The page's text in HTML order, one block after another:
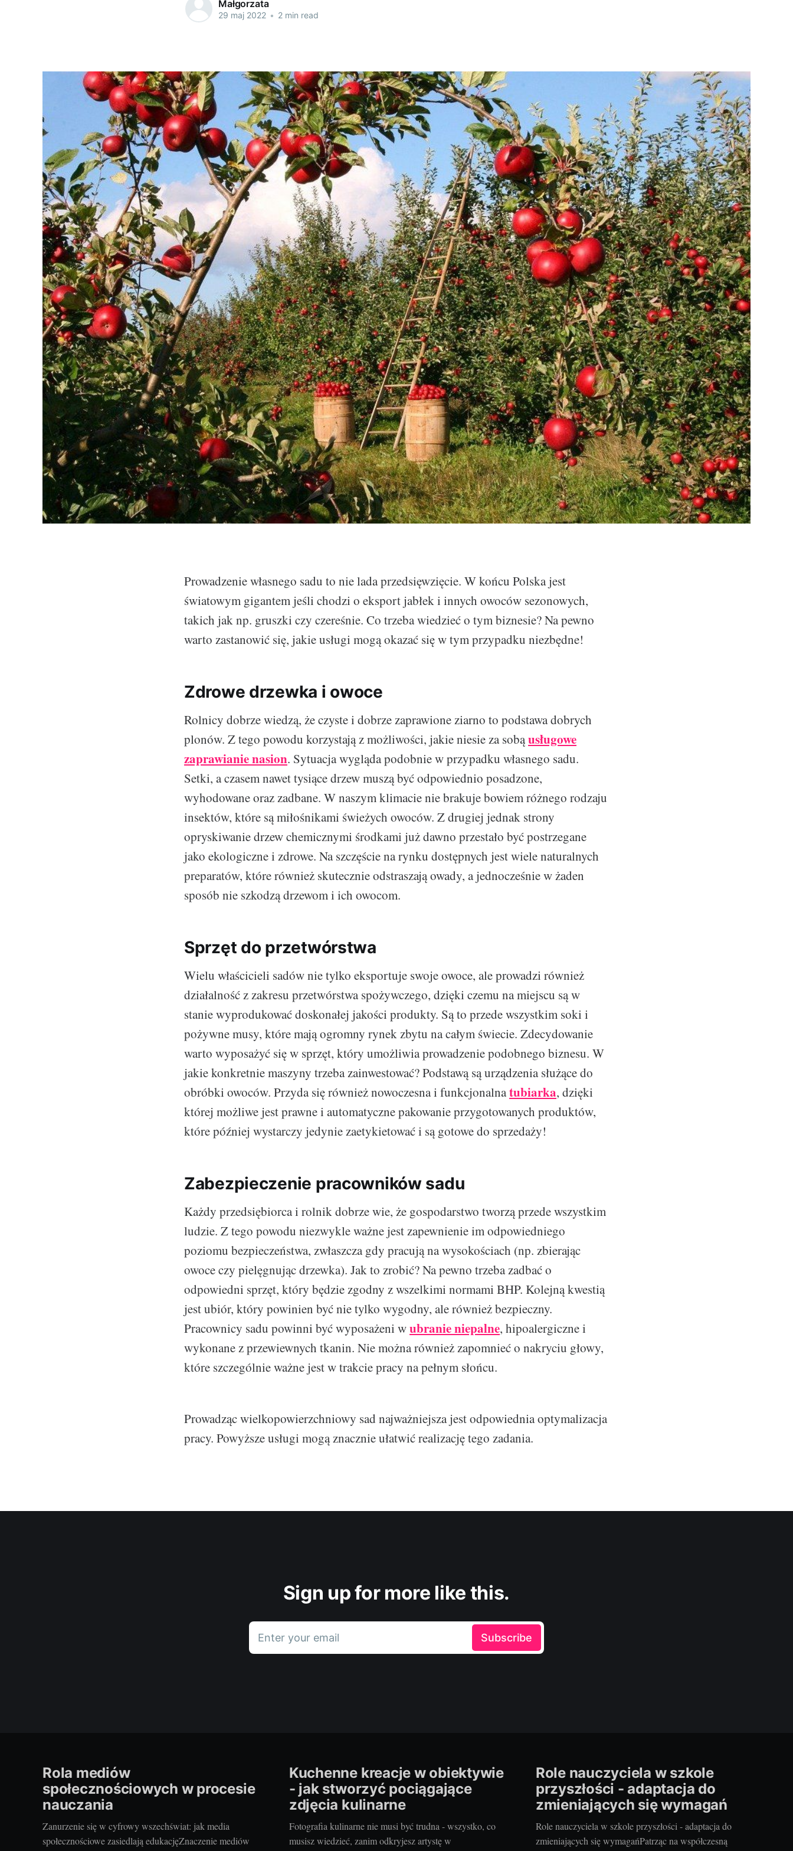
Małgorzata
29 maj 2022 • 2 min read
Prowadzenie własnego sadu to nie lada przedsięwzięcie. W końcu Polska jest
światowym gigantem jeśli chodzi o eksport jabłek i innych owoców sezonowych,
takich jak np. gruszki czy czereśnie. Co trzeba wiedzieć o tym biznesie? Na pewno
warto zastanowić się, jakie usługi mogą okazać się w tym przypadku niezbędne!
Zdrowe drzewka i owoce
Rolnicy dobrze wiedzą, że czyste i dobrze zaprawione ziarno to podstawa dobrych
plonów. Z tego powodu korzystają z możliwości, jakie niesie za sobąusługowe
zaprawianie nasion. Sytuacja wygląda podobnie w przypadku własnego sadu.
Setki, a czasem nawet tysiące drzew muszą być odpowiednio posadzone,
wyhodowane oraz zadbane. W naszym klimacie nie brakuje bowiem różnego rodzaju
insektów, które są miłośnikami świeżych owoców. Z drugiej jednak strony
opryskiwanie drzew chemicznymi środkami już dawno przestało być postrzegane
jako ekologiczne i zdrowe. Na szczęście na rynku dostępnych jest wiele naturalnych
preparatów, które również skutecznie odstraszają owady, a jednocześnie w żaden
sposób nie szkodzą drzewom i ich owocom.
Sprzęt do przetwórstwa
Wielu właścicieli sadów nie tylko eksportuje swoje owoce, ale prowadzi również
działalność z zakresu przetwórstwa spożywczego, dzięki czemu na miejscu są w
stanie wyprodukować doskonałej jakości produkty. Są to przede wszystkim soki i
pożywne musy, które mają ogromny rynek zbytu na całym świecie. Zdecydowanie
warto wyposażyć się w sprzęt, który umożliwia prowadzenie podobnego biznesu. W
jakie konkretnie maszyny trzeba zainwestować? Podstawą są urządzenia służące do
obróbki owoców. Przyda się również nowoczesna i funkcjonalnatubiarka, dzięki
której możliwe jest prawne i automatyczne pakowanie przygotowanych produktów,
które później wystarczy jedynie zaetykietować i są gotowe do sprzedaży!
Zabezpieczenie pracowników sadu
Każdy przedsiębiorca i rolnik dobrze wie, że gospodarstwo tworzą przede wszystkim
ludzie. Z tego powodu niezwykle ważne jest zapewnienie im odpowiedniego
poziomu bezpieczeństwa, zwłaszcza gdy pracują na wysokościach (np. zbierając
owoce czy pielęgnując drzewka). Jak to zrobić? Na pewno trzeba zadbać o
odpowiedni sprzęt, który będzie zgodny z wszelkimi normami BHP. Kolejną kwestią
jest ubiór, który powinien być nie tylko wygodny, ale również bezpieczny.
Pracownicy sadu powinni być wyposażeni wubranie niepalne, hipoalergiczne i
wykonane z przewiewnych tkanin. Nie można również zapomnieć o nakryciu głowy,
które szczególnie ważne jest w trakcie pracy na pełnym słońcu.
Prowadząc wielkopowierzchniowy sad najważniejsza jest odpowiednia optymalizacja
pracy. Powyższe usługi mogą znacznie ułatwić realizację tego zadania.
Sign up for more like this.
Enter your email Subscribe
Rola mediów
społecznościowych w procesie
nauczania
Zanurzenie się w cyfrowy wszechświat: jak media
społecznościowe zasiedlają edukacjęZnaczenie mediów
Kuchenne kreacje w obiektywie
- jak stworzyć pociągające
zdjęcia kulinarne
Fotografia kulinarne nie musi być trudna - wszystko, co
musisz wiedzieć, zanim odkryjesz artystę w
Role nauczyciela w szkole
przyszłości - adaptacja do
zmieniających się wymagań
Role nauczyciela w szkole przyszłości - adaptacja do
zmieniających się wymagańPatrząc na współczesną